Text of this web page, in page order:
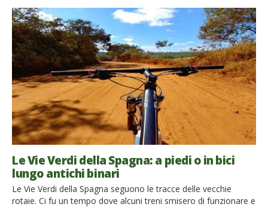
Le Vie Verdi della Spagna: a piedi o in bici
lungo antichi binari
Le Vie Verdi della Spagna seguono le tracce delle vecchie
rotaie. Ci fu un tempo dove alcuni treni smisero di funzionare e